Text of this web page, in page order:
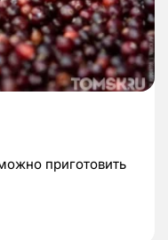
приготовить